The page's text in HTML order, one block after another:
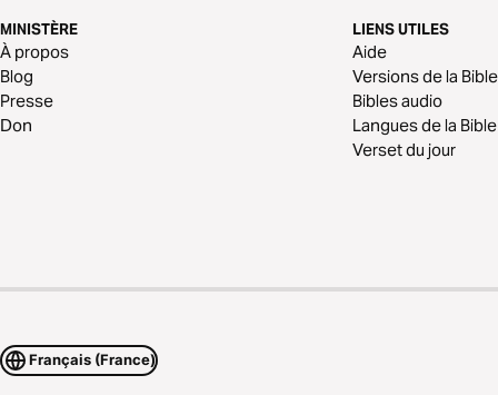
MINISTÈRE
À propos
Blog
Presse
Don
LIENS UTILES
Aide
Versions de la Bible
Bibles audio
Langues de la Bible
Verset du jour
Français (France)